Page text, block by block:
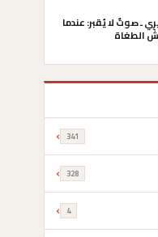
ـ صوتٌ لا يُقبر: عندما
الطغاة
341
328
4